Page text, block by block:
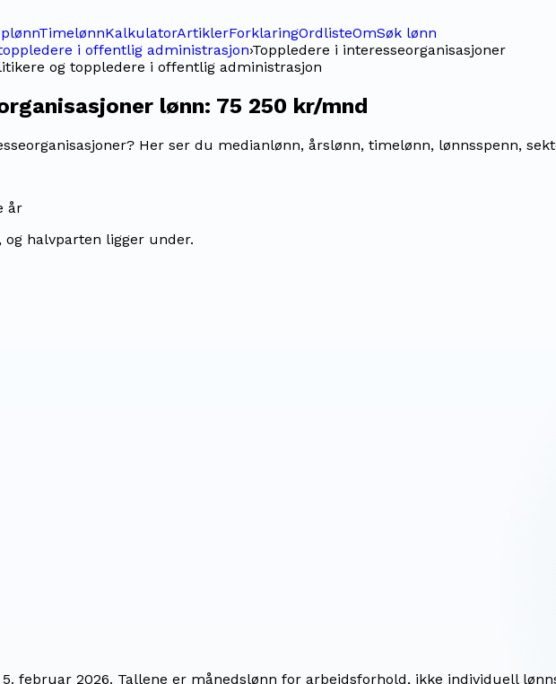
TimelønnKalkulatorArtiklerForklaringOrdlisteOmSøk lønn
i offentlig administrasjon›Toppledere i interesseorganisasjoner
og toppledere i offentlig administrasjon
lønn: 75 250 kr/mnd
Her ser du medianlønn, årslønn, timelønn, lønnsspenn,
år
halvparten ligger under.
5. februar 2026. Tallene er månedslønn for arbeidsforhold, ikke individuell